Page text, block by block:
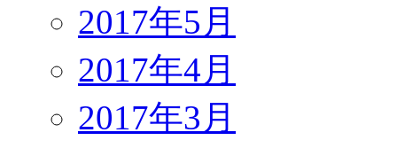
2017年5月
2017年4月
2017年3月